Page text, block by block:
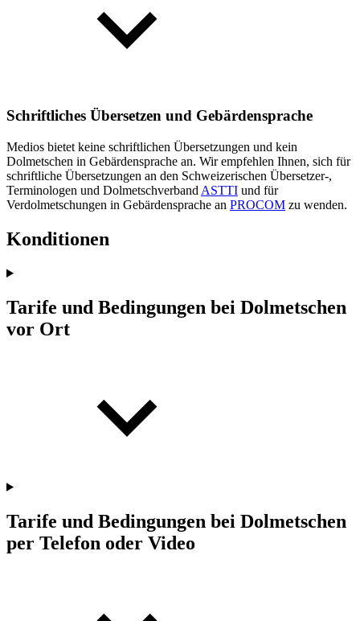
Schriftliches Übersetzen und Gebärdensprache
Medios bietet keine schriftlichen Übersetzungen und kein
Dolmetschen in Gebärdensprache an. Wir empfehlen Ihnen, sich für
schriftliche Übersetzungen an den Schweizerischen Übersetzer-,
Terminologen und Dolmetschverband ASTTI und für
Verdolmetschungen in Gebärdensprache an PROCOM zu wenden.
Konditionen
Tarife und Bedingungen bei Dolmetschen
vor Ort
Tarife und Bedingungen bei Dolmetschen
per Telefon oder Video